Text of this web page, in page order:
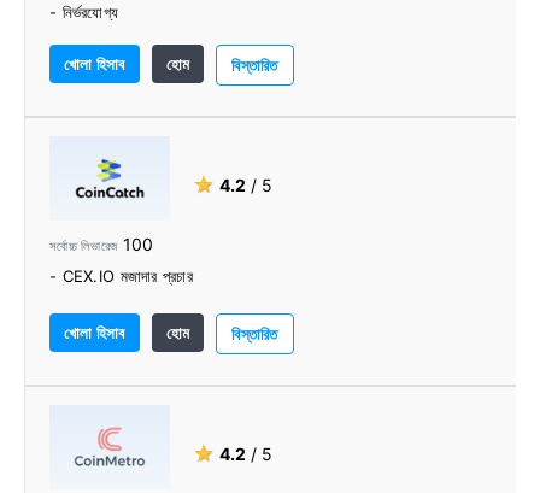
- নির্ভরযোগ্য
- 24/7 সমর্থন
- বহুভাষিক সমর্থন
- ক্রিপ্টোকারেন্সির বিস্তৃত নির্বাচন
খোলা হিসাব হোম বিস্তারিত
★ 4.2 / 5
সর্বোচ্চ লিভারেজ 100
- CEX.IO মজাদার প্রচার
খোলা হিসাব হোম বিস্তারিত
★ 4.2 / 5